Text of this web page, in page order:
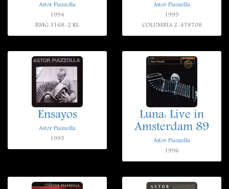
Astor Piazzolla
1994
BMG 3168-2 RL
Astor Piazzolla
1995
COLUMBIA 2-478708
Ensayos
Astor Piazzolla
1995
Luna: Live in
Amsterdam 89
Astor Piazzolla
1996